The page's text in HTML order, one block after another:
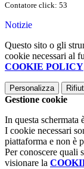
Contatore click: 53
Notizie
Questo sito o gli
cookie necessari al
COOKIE POLICY
Personalizza
Gestione cookie
In questa schermata
I cookie necessari
piattaforma e non è
Per conoscere quali
visionare la